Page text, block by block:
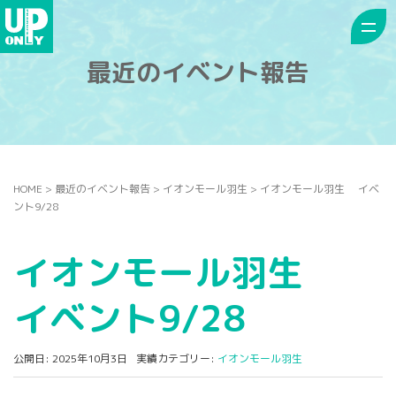
最近のイベント報告
HOME > 最近のイベント報告 > イオンモール羽生 > イオンモール羽生 イベ
ント9/28
イオンモール羽生
イベント9/28
公開日: 2025年10月3日 実績カテゴリー: イオンモール羽生